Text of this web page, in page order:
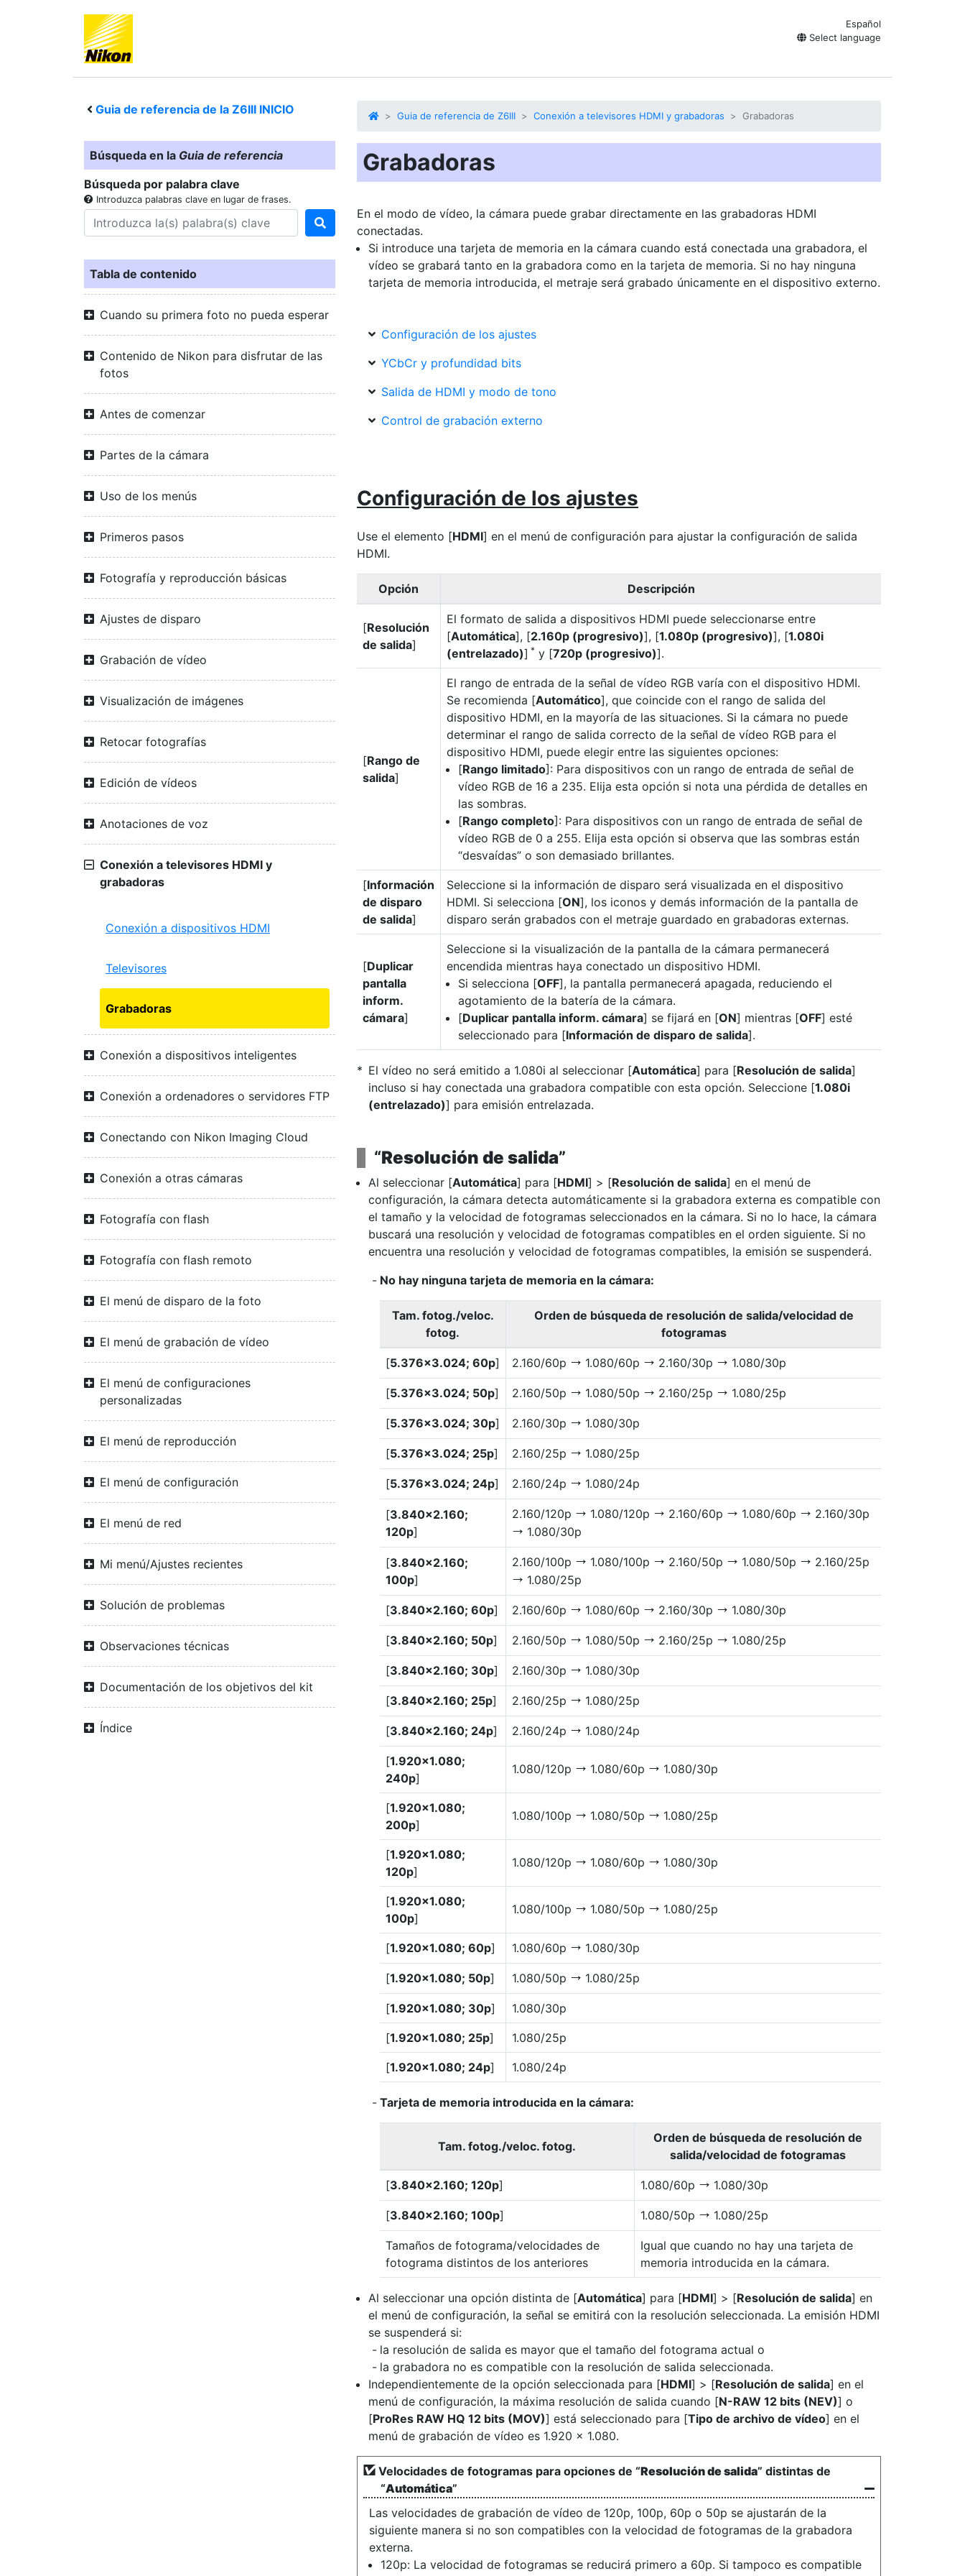
Español
Select language
Guia de referencia de la Z6III INICIO
Búsqueda en la Guia de referencia
Búsqueda por palabra clave
Introduzca palabras clave en lugar de frases.
Tabla de contenido
Cuando su primera foto no pueda esperar
Contenido de Nikon para disfrutar de las
fotos
Antes de comenzar
Partes de la cámara
Uso de los menús
Primeros pasos
Fotografía y reproducción básicas
Ajustes de disparo
Grabación de vídeo
Visualización de imágenes
Retocar fotografías
Edición de vídeos
Anotaciones de voz
Conexión a televisores HDMI y
grabadoras
Conexión a dispositivos HDMI
Televisores
Grabadoras
Conexión a dispositivos inteligentes
Conexión a ordenadores o servidores FTP
Conectando con Nikon Imaging Cloud
Conexión a otras cámaras
Fotografía con flash
Fotografía con flash remoto
El menú de disparo de la foto
El menú de grabación de vídeo
El menú de configuraciones
personalizadas
El menú de reproducción
El menú de configuración
El menú de red
Mi menú/Ajustes recientes
Solución de problemas
Observaciones técnicas
Documentación de los objetivos del kit
Índice
Guia de referencia de Z6III Conexión a televisores HDMI y grabadoras Grabadoras
Grabadoras
En el modo de vídeo, la cámara puede grabar directamente en las grabadoras HDMI
conectadas.
Si introduce una tarjeta de memoria en la cámara cuando está conectada una grabadora, el
vídeo se grabará tanto en la grabadora como en la tarjeta de memoria. Si no hay ninguna
tarjeta de memoria introducida, el metraje será grabado únicamente en el dispositivo externo.
Configuración de los ajustes
YCbCr y profundidad bits
Salida de HDMI y modo de tono
Control de grabación externo
Configuración de los ajustes
Use el elemento [HDMI] en el menú de configuración para ajustar la configuración de salida
HDMI.
Opción Descripción
[Resolución
de salida]
El formato de salida a dispositivos HDMI puede seleccionarse entre
[Automática], [2.160p (progresivo)], [1.080p (progresivo)], [1.080i
(entrelazado)] * y [720p (progresivo)].
[Rango de
salida]
El rango de entrada de la señal de vídeo RGB varía con el dispositivo HDMI.
Se recomienda [Automático], que coincide con el rango de salida del
dispositivo HDMI, en la mayoría de las situaciones. Si la cámara no puede
determinar el rango de salida correcto de la señal de vídeo RGB para el
dispositivo HDMI, puede elegir entre las siguientes opciones:
[Rango limitado]: Para dispositivos con un rango de entrada de señal de
vídeo RGB de 16 a 235. Elija esta opción si nota una pérdida de detalles en
las sombras.
[Rango completo]: Para dispositivos con un rango de entrada de señal de
vídeo RGB de 0 a 255. Elija esta opción si observa que las sombras están
“desvaídas” o son demasiado brillantes.
[Información
de disparo
de salida]
Seleccione si la información de disparo será visualizada en el dispositivo
HDMI. Si selecciona [ON], los iconos y demás información de la pantalla de
disparo serán grabados con el metraje guardado en grabadoras externas.
[Duplicar
pantalla
inform.
cámara]
Seleccione si la visualización de la pantalla de la cámara permanecerá
encendida mientras haya conectado un dispositivo HDMI.
Si selecciona [OFF], la pantalla permanecerá apagada, reduciendo el
agotamiento de la batería de la cámara.
[Duplicar pantalla inform. cámara] se fijará en [ON] mientras [OFF] esté
seleccionado para [Información de disparo de salida].
El vídeo no será emitido a 1.080i al seleccionar [Automática] para [Resolución de salida]
incluso si hay conectada una grabadora compatible con esta opción. Seleccione [1.080i
(entrelazado)] para emisión entrelazada.
“Resolución de salida”
Al seleccionar [Automática] para [HDMI] > [Resolución de salida] en el menú de
configuración, la cámara detecta automáticamente si la grabadora externa es compatible con
el tamaño y la velocidad de fotogramas seleccionados en la cámara. Si no lo hace, la cámara
buscará una resolución y velocidad de fotogramas compatibles en el orden siguiente. Si no
encuentra una resolución y velocidad de fotogramas compatibles, la emisión se suspenderá.
No hay ninguna tarjeta de memoria en la cámara:
Tam. fotog./veloc.
fotog.
Orden de búsqueda de resolución de salida/velocidad de
fotogramas
[5.376×3.024; 60p] 2.160/60p V 1.080/60p V 2.160/30p V 1.080/30p
[5.376×3.024; 50p] 2.160/50p V 1.080/50p V 2.160/25p V 1.080/25p
[5.376×3.024; 30p] 2.160/30p V 1.080/30p
[5.376×3.024; 25p] 2.160/25p V 1.080/25p
[5.376×3.024; 24p] 2.160/24p V 1.080/24p
[3.840×2.160;
120p]
2.160/120p V 1.080/120p V 2.160/60p V 1.080/60p V 2.160/30p
V 1.080/30p
[3.840×2.160;
100p]
2.160/100p V 1.080/100p V 2.160/50p V 1.080/50p V 2.160/25p
V 1.080/25p
[3.840×2.160; 60p] 2.160/60p V 1.080/60p V 2.160/30p V 1.080/30p
[3.840×2.160; 50p] 2.160/50p V 1.080/50p V 2.160/25p V 1.080/25p
[3.840×2.160; 30p] 2.160/30p V 1.080/30p
[3.840×2.160; 25p] 2.160/25p V 1.080/25p
[3.840×2.160; 24p] 2.160/24p V 1.080/24p
[1.920×1.080;
240p]
1.080/120p V 1.080/60p V 1.080/30p
[1.920×1.080;
200p]
1.080/100p V 1.080/50p V 1.080/25p
[1.920×1.080;
120p]
1.080/120p V 1.080/60p V 1.080/30p
[1.920×1.080;
100p]
1.080/100p V 1.080/50p V 1.080/25p
[1.920×1.080; 60p] 1.080/60p V 1.080/30p
[1.920×1.080; 50p] 1.080/50p V 1.080/25p
[1.920×1.080; 30p] 1.080/30p
[1.920×1.080; 25p] 1.080/25p
[1.920×1.080; 24p] 1.080/24p
Tarjeta de memoria introducida en la cámara:
Tam. fotog./veloc. fotog.
Orden de búsqueda de resolución de
salida/velocidad de fotogramas
[3.840×2.160; 120p] 1.080/60p V 1.080/30p
[3.840×2.160; 100p] 1.080/50p V 1.080/25p
Tamaños de fotograma/velocidades de
fotograma distintos de los anteriores
Igual que cuando no hay una tarjeta de
memoria introducida en la cámara.
Al seleccionar una opción distinta de [Automática] para [HDMI] > [Resolución de salida] en
el menú de configuración, la señal se emitirá con la resolución seleccionada. La emisión HDMI
se suspenderá si:
la resolución de salida es mayor que el tamaño del fotograma actual o
la grabadora no es compatible con la resolución de salida seleccionada.
Independientemente de la opción seleccionada para [HDMI] > [Resolución de salida] en el
menú de configuración, la máxima resolución de salida cuando [N-RAW 12 bits (NEV)] o
[ProRes RAW HQ 12 bits (MOV)] está seleccionado para [Tipo de archivo de vídeo] en el
menú de grabación de vídeo es 1.920 × 1.080.
Velocidades de fotogramas para opciones de “Resolución de salida” distintas de
“Automática”
Las velocidades de grabación de vídeo de 120p, 100p, 60p o 50p se ajustarán de la
siguiente manera si no son compatibles con la velocidad de fotogramas de la grabadora
externa.
120p: La velocidad de fotogramas se reducirá primero a 60p. Si tampoco es compatible